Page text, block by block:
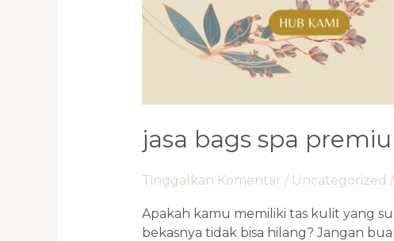
jasa bags spa
Tinggalkan Komentar / Uncategorized /
Apakah kamu memiliki tas kulit yang
bekasnya tidak bisa hilang? Jangan